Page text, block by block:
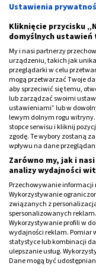
ciała mogą
znalezienie
Bezsenność i
rezultatem
między innymi z
Nadmiar emocji
takich substancji
adrenalina i
czy cytokiny
one mogą
Ustawienia
Kliknięcie przycisku
domyślnych
My i nasi partnerzy
urządzeniu, takich jak
przeglądarki w celu
mogą przetwarzać Twoje
aby sprzeciwić się temu,
lub zarządzać swoimi
ustawieniami” lub w
lewym dolnym rogu
stopce serwisu i kliknij
zgodę. Te wybory zostaną
wpływu na dane
Zarówno my, jak i
analizy wydajności
Przechowywanie informacji
Wykorzystywanie
związanych z
spersonalizowanych
Wykorzystywanie profili w
wydajności reklam. Pomiar
statystyce lub kombinacji
ulepszanie usług.
Dane mogą być